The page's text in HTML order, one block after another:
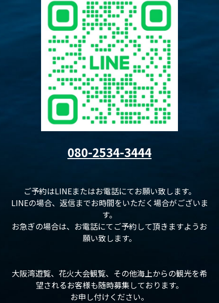
080-2534-3444
ご予約はLINEまたはお電話にてお願い致します。
LINEの場合、返信までお時間をいただく場合がございま
す。
お急ぎの場合は、お電話にてご予約して頂きますようお
願い致します。
大阪湾遊覧、花火大会観覧、その他海上からの観光を希
望されるお客様も随時募集しております。
お申し付けください。